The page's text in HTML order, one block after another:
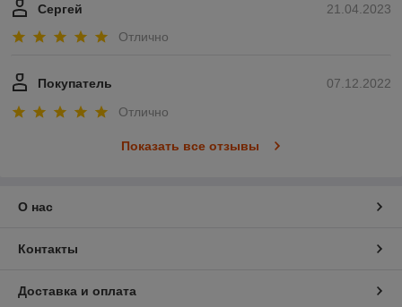
21.04.2023
Сергей
Отлично
07.12.2022
Покупатель
Отлично
Показать все отзывы
О нас
Контакты
Доставка и оплата